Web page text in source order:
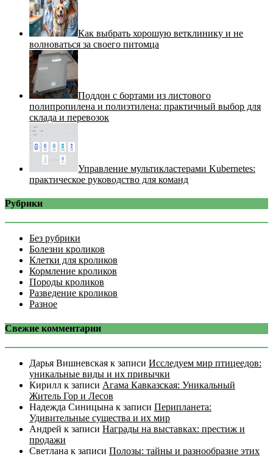
Как выбрать хорошую ветклинику и не
волноваться за своего питомца
Поддон с бортами из листового
полипропилена и полиэтилена: практичный выбор для
склада и перевозок
Управление мультикластерами Kubernetes:
практическое руководство для команд
Рубрики
Без рубрики
Болезни кроликов
Клетки для кроликов
Кормление кроликов
Породы кроликов
Разведение кроликов
Разное
Свежие комментарии
Дарья Вишневская к записи Исследуем мир птицеедов:
уникальные виды и их привычки
Кирилл к записи Агама Кавказская: Уникальный
Житель Гор и Лесов
Надежда Синицына к записи Перипланета:
Удивительные существа и их мир
Андрей к записи Награды на выставках: престиж и
продажи
Светлана к записи Полозы: тайны и разнообразие этих